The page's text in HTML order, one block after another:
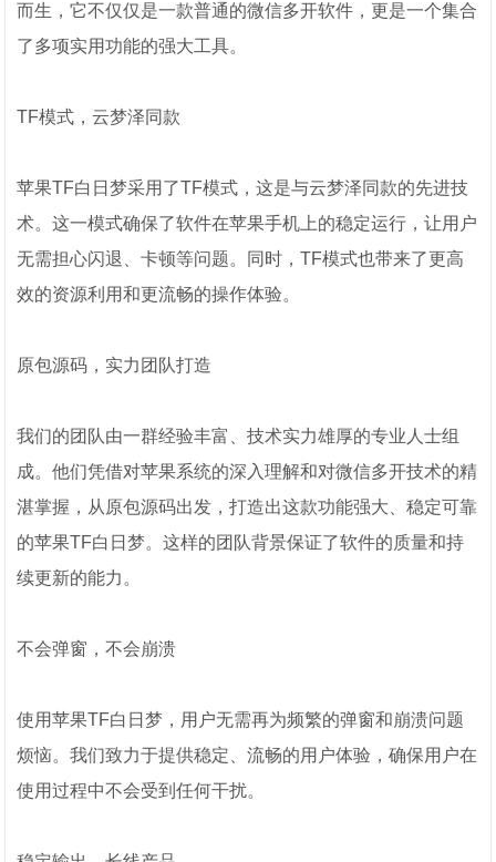
而生，它不仅仅是一款普通的微信多开软件，更是一个集合
了多项实用功能的强大工具。
TF模式，云梦泽同款
苹果TF白日梦采用了TF模式，这是与云梦泽同款的先进技
术。这一模式确保了软件在苹果手机上的稳定运行，让用户
无需担心闪退、卡顿等问题。同时，TF模式也带来了更高
效的资源利用和更流畅的操作体验。
原包源码，实力团队打造
我们的团队由一群经验丰富、技术实力雄厚的专业人士组
成。他们凭借对苹果系统的深入理解和对微信多开技术的精
湛掌握，从原包源码出发，打造出这款功能强大、稳定可靠
的苹果TF白日梦。这样的团队背景保证了软件的质量和持
续更新的能力。
不会弹窗，不会崩溃
使用苹果TF白日梦，用户无需再为频繁的弹窗和崩溃问题
烦恼。我们致力于提供稳定、流畅的用户体验，确保用户在
使用过程中不会受到任何干扰。